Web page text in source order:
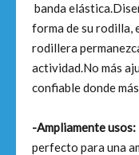
banda
forma de su rodilla,
rodillera
actividad.No más
confiable donde
-Ampliamente usos:
perfecto para una